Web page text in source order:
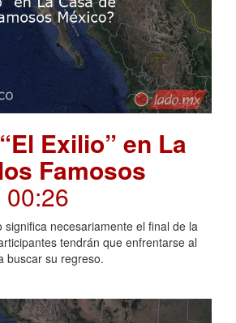
Exilio” en La
Famosos
00:26
significa necesariamente el final de la
tendrán que enfrentarse al
buscar su regreso.